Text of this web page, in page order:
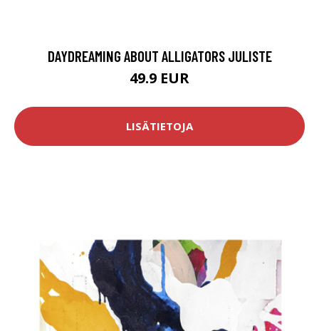
DAYDREAMING ABOUT ALLIGATORS JULISTE
49.9 EUR
LISÄTIETOJA